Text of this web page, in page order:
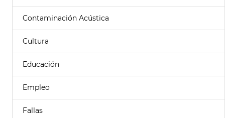
Contaminación Acústica
Cultura
Educación
Empleo
Fallas